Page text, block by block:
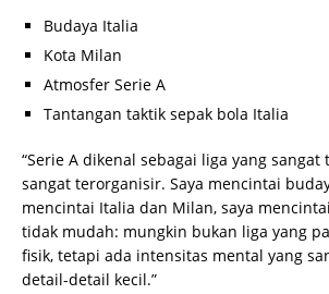
Budaya Italia
Kota Milan
Atmosfer Serie A
Tantangan taktik sepak bola Italia
“Serie A dikenal sebagai liga yang sangat
sangat terorganisir. Saya mencintai
mencintai Italia dan Milan, saya
tidak mudah: mungkin bukan liga yang
fisik, tetapi ada intensitas mental yang
detail-detail kecil.”